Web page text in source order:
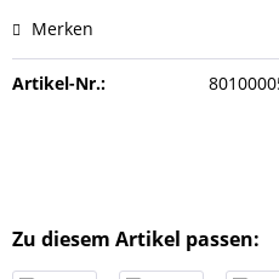
Merken
Artikel-Nr.:
Zu diesem Artikel passen: